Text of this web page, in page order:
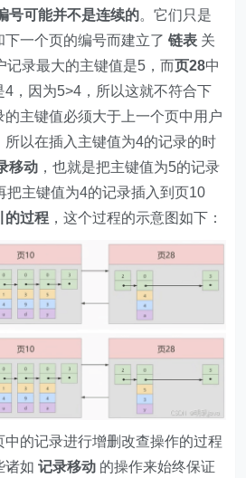
号可能并不是连续的。它们只是
下一个页的编号而建立了链表 关
记录最大的主键值是5，而页28中
，因为5>4，所以这就不符合下
主键值必须大于上一个页中用户
以在插入主键值为4的记录的时
移动 ，也就是把主键值为5的记录
把主键值为4的记录插入到页10
的过程 ，这个过程的示意图如下：
的记录进行增删改查操作的过程
诸如记录移动 的操作来始终保证